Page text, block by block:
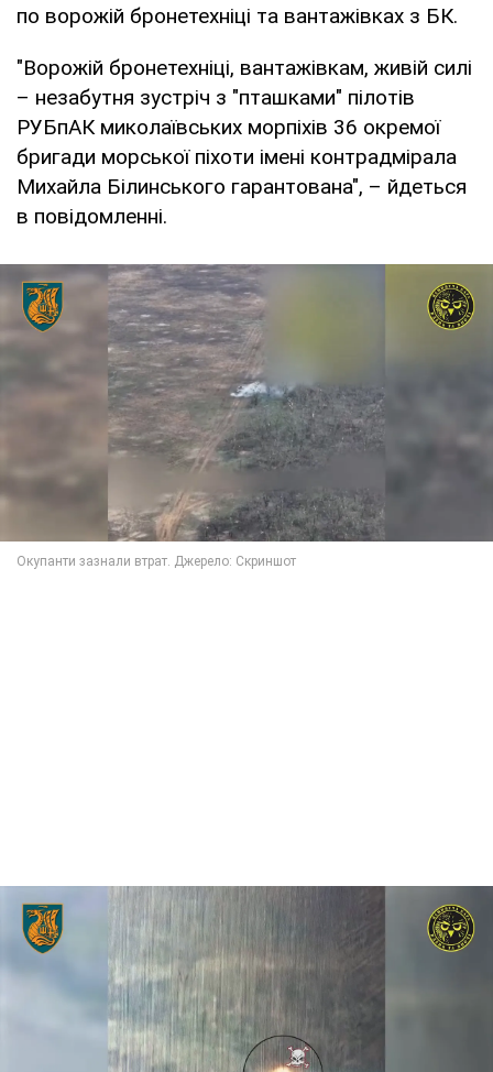
по ворожій бронетехніці та вантажівках з БК.
"Ворожій бронетехніці, вантажівкам, живій силі
– незабутня зустріч з "пташками" пілотів
РУБпАК миколаївських морпіхів 36 окремої
бригади морської піхоти імені контрадмірала
Михайла Білинського гарантована", – йдеться
в повідомленні.